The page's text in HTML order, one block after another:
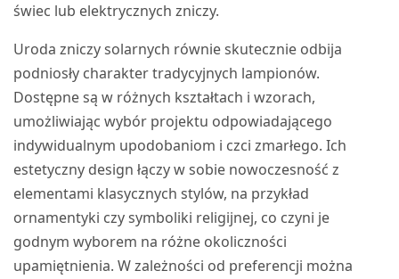
świec lub elektrycznych zniczy.
Uroda zniczy solarnych równie skutecznie odbija
podniosły charakter tradycyjnych lampionów.
Dostępne są w różnych kształtach i wzorach,
umożliwiając wybór projektu odpowiadającego
indywidualnym upodobaniom i czci zmarłego. Ich
estetyczny design łączy w sobie nowoczesność z
elementami klasycznych stylów, na przykład
ornamentyki czy symboliki religijnej, co czyni je
godnym wyborem na różne okoliczności
upamiętnienia. W zależności od preferencji można